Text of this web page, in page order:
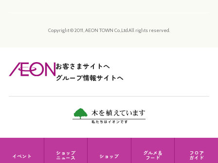
イベント ショップ
ニュース ショップ グルメ＆
フード
フロア
ガイド
Copyright © 2011, AEON TOWN Co.,Ltd.All rights reserved.
お客さまサイトへ
グループ情報サイトへ